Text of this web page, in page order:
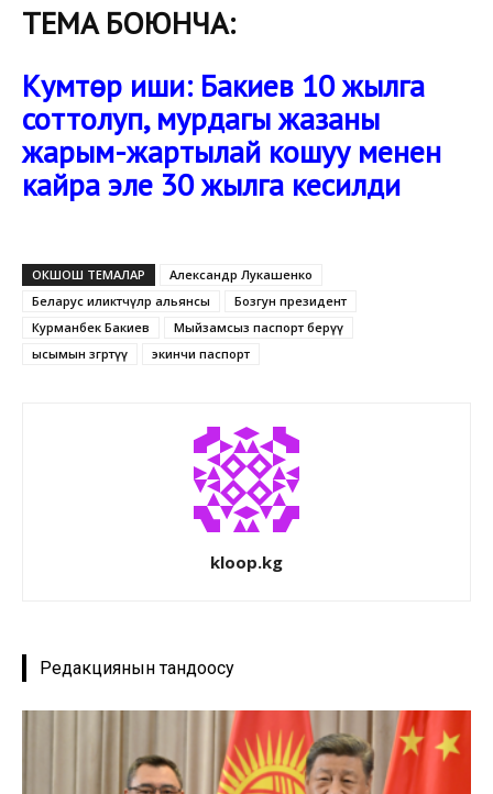
ТЕМА БОЮНЧА:
Кумтөр иши: Бакиев 10 жылга
соттолуп, мурдагы жазаны
жарым-жартылай кошуу менен
кайра эле 30 жылга кесилди
ОКШОШ ТЕМАЛАР
Александр Лукашенко
Беларус иликтөөчүлөр альянсы
Бозгун президент
Курманбек Бакиев
Мыйзамсыз паспорт берүү
ысымын өзгөртүү
экинчи паспорт
kloop.kg
Редакциянын тандоосу